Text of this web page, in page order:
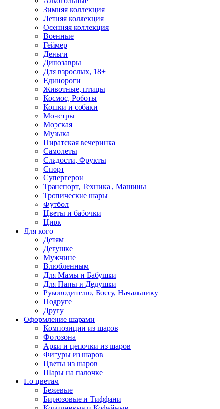
Зимняя коллекция
Летняя коллекция
Осенняя коллекция
Военные
Геймер
Деньги
Динозавры
Для взрослых, 18+
Единороги
Животные, птицы
Космос, Роботы
Кошки и собаки
Монстры
Морская
Музыка
Пиратская вечеринка
Самолеты
Сладости, Фрукты
Спорт
Супергерои
Транспорт, Техника , Машины
Тропические шары
Футбол
Цветы и бабочки
Цирк
Для кого
Детям
Девушке
Мужчине
Влюбленным
Для Мамы и Бабушки
Для Папы и Дедушки
Руководителю, Боссу, Начальнику
Подруге
Другу
Оформление шарами
Композиции из шаров
Фотозона
Арки и цепочки из шаров
Фигуры из шаров
Цветы из шаров
Шары на палочке
По цветам
Бежевые
Бирюзовые и Тиффани